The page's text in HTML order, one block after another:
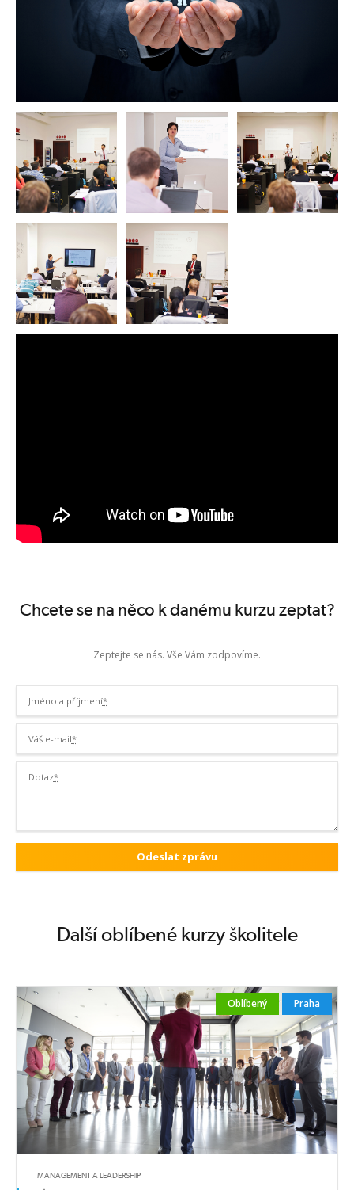
Chcete se na něco k danému kurzu zeptat?
Zeptejte se nás. Vše Vám zodpovíme.
Jméno a příjmení*
Váš e-mail*
Dotaz*
Další oblíbené kurzy školitele
Oblíbený Praha
MANAGEMENT A LEADERSHIP